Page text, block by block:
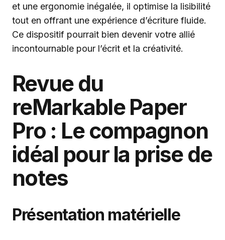
et une ergonomie inégalée, il optimise la lisibilité
tout en offrant une expérience d’écriture fluide.
Ce dispositif pourrait bien devenir votre allié
incontournable pour l’écrit et la créativité.
Revue du
reMarkable Paper
Pro : Le compagnon
idéal pour la prise de
notes
Présentation matérielle